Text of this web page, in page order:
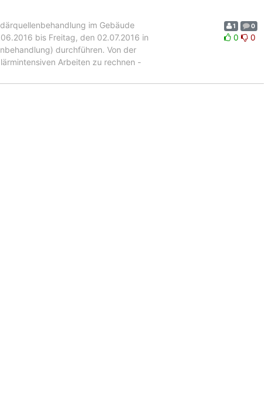
im Gebäude
bis Freitag, den 02.07.2016 in
durchführen. Von der
Arbeiten zu rechnen -
1 0
0 0